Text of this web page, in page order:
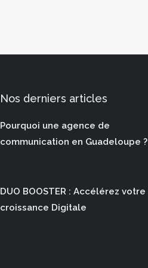
Nos derniers articles
Pourquoi une agence de
communication en Guadeloupe ?
DUO BOOSTER : Accélérez votre
croissance Digitale